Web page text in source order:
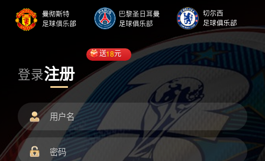
登录注册
送18元